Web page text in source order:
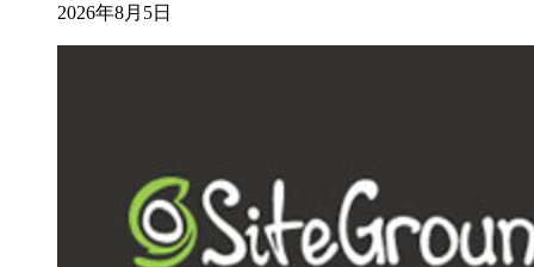
2026年8月5日